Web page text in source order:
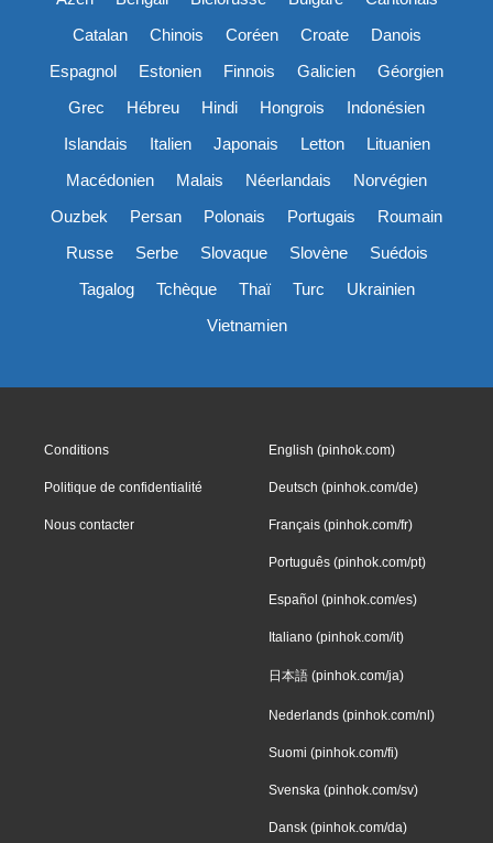
Catalan
Chinois Coréen Croate
Danois
Espagnol
Estonien Finnois Galicien
Géorgien
Grec
Hébreu Hindi Hongrois
Indonésien
Islandais
Italien Japonais Letton
Lituanien
Macédonien
Malais Néerlandais
Norvégien
Ouzbek
Persan Polonais Portugais
Roumain
Russe
Serbe Slovaque Slovène
Suédois
Tagalog
Tchèque Thaï Turc
Ukrainien
Vietnamien
Conditions
Politique de confidentialité
Nous contacter
English (pinhok.com)
Deutsch (pinhok.com/de)
Français (pinhok.com/fr)
Português (pinhok.com/pt)
Español (pinhok.com/es)
Italiano (pinhok.com/it)
日本語 (pinhok.com/ja)
Nederlands (pinhok.com/nl)
Suomi (pinhok.com/fi)
Svenska (pinhok.com/sv)
Dansk (pinhok.com/da)